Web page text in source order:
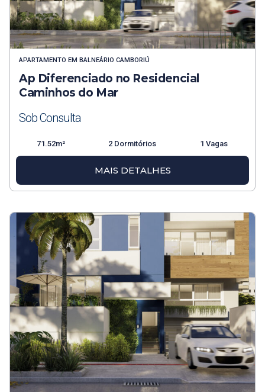
APARTAMENTO EM BALNEÁRIO CAMBORIÚ
Ap Diferenciado no Residencial
Caminhos do Mar
Sob Consulta
71.52m² 2 Dormitórios 1 Vagas
MAIS DETALHES